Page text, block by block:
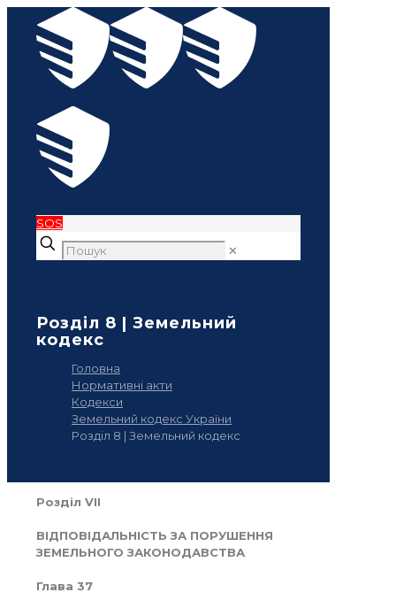
SOS
✕
Розділ 8 | Земельний
кодекс
Головна
Нормативні акти
Кодекси
Земельний кодекс України
Розділ 8 | Земельний кодекс
Розділ VII
ВІДПОВІДАЛЬНІСТЬ ЗА ПОРУШЕННЯ
ЗЕМЕЛЬНОГО ЗАКОНОДАВСТВА
Глава 37